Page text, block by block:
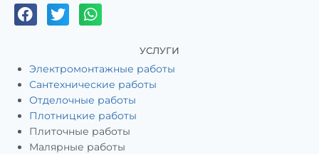
УСЛУГИ
Электромонтажные работы
Сантехнические работы
Отделочные работы
Плотницкие работы
Плиточные работы
Малярные работы